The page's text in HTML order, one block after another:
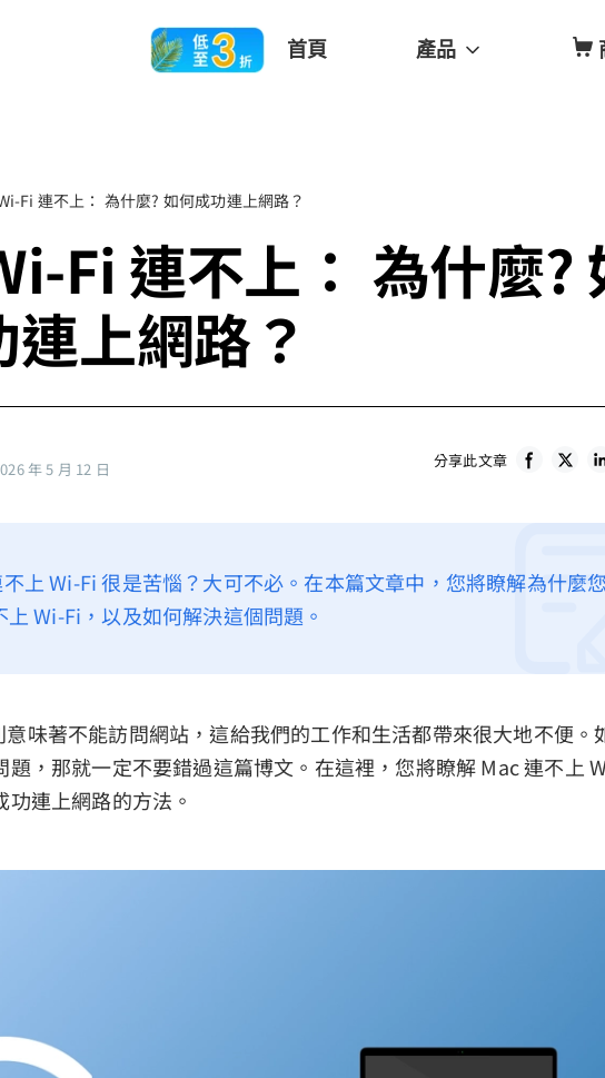
首頁 產品
Fi 連不上： 為什麼? 如何成功連上網路？
Fi 連不上： 為什麼?
上網路？
年 5 月 12 日 分享此文章
上 Wi-Fi 很是苦惱？大可不必。在本篇文章中，您將瞭解為什麼您
Wi-Fi，以及如何解決這個問題。
味著不能訪問網站，這給我們的工作和生活都帶來很大地不便。
題，那就一定不要錯過這篇博文。在這裡，您將瞭解 Mac 連不上
連上網路的方法。